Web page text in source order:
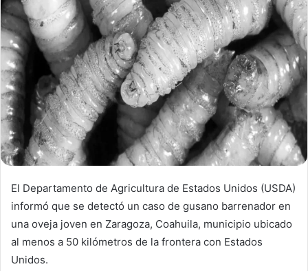
El Departamento de Agricultura de Estados Unidos (USDA)
informó que se detectó un caso de gusano barrenador en
una oveja joven en Zaragoza, Coahuila, municipio ubicado
al menos a 50 kilómetros de la frontera con Estados
Unidos.